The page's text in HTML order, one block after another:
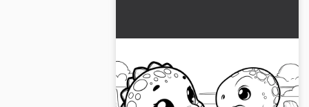
Dinosaures mignons en train
de se battre : image à
colorier gratuite
Découvrez une image amusante de